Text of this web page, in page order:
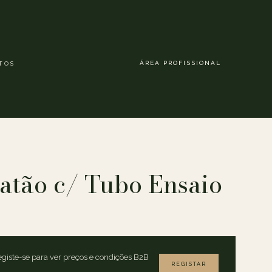
ÁREA PROFISSIONAL
c/ Tubo Ensaio
se para ver preços e condições B2B
REGISTAR